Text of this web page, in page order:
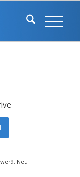
, Neu